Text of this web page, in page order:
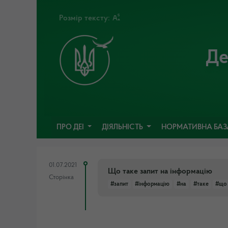
Розмір тексту:
ПРО ДЕІ ДІЯЛЬНІСТЬ НОРМАТИВНА
01.07.2021
Сторінка
Що таке запит на інформацію
#запит #інформацію #на #таке #що